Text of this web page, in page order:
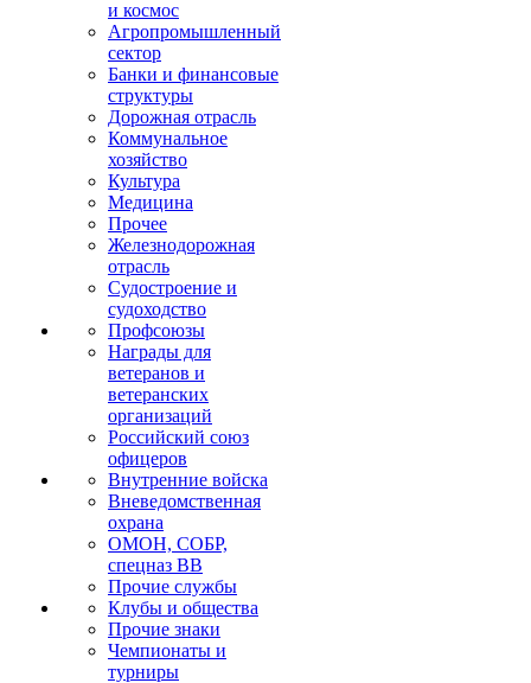
и космос
Агропромышленный
сектор
Банки и финансовые
структуры
Дорожная отрасль
Коммунальное
хозяйство
Культура
Медицина
Прочее
Железнодорожная
отрасль
Судостроение и
судоходство
Профсоюзы
Награды для
ветеранов и
ветеранских
организаций
Российский союз
офицеров
Внутренние войска
Вневедомственная
охрана
ОМОН, СОБР,
спецназ ВВ
Прочие службы
Клубы и общества
Прочие знаки
Чемпионаты и
турниры